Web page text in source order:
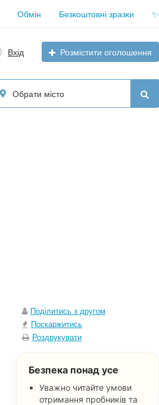
Обмін Безкоштовні зразки ✨
Вхід Розмістити оголошення
Обрати місто
Поділитись з другом
Поскаржитись
Роздрукувати
Безпека понад усе
Уважно читайте умови
отримання пробників та